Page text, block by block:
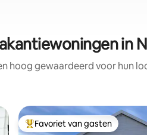
in
hoog gewaardeerd voor hun
Topfavoriet van gasten
Favoriet van gasten